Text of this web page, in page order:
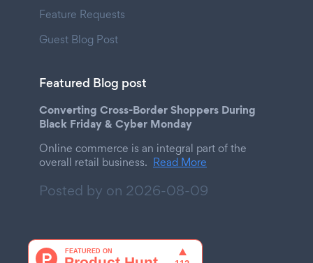
Feature Requests
Guest Blog Post
Featured Blog post
Converting Cross-Border Shoppers During
Black Friday & Cyber Monday
Online commerce is an integral part of the
overall retail business. Read More
Posted by on 2026-08-09